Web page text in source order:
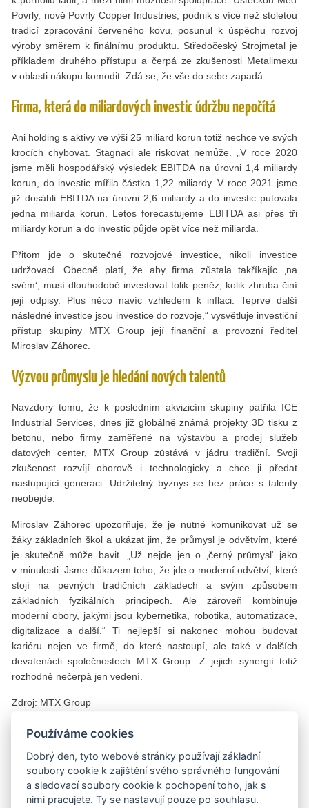
Povrly, nově Povrly Copper Industries, podnik s více než stoletou
tradicí zpracování červeného kovu, posunul k úspěchu rozvoj
výroby směrem k finálnímu produktu. Středočeský Strojmetal je
příkladem druhého přístupu a čerpá ze zkušenosti Metalimexu
v oblasti nákupu komodit. Zdá se, že vše do sebe zapadá.
Firma, která do miliardových investic údržbu nepočítá
Ani holding s aktivy ve výši 25 miliard korun totiž nechce ve svých
krocích chybovat. Stagnaci ale riskovat nemůže. „V roce 2020
jsme měli hospodářský výsledek EBITDA na úrovni 1,4 miliardy
korun, do investic mířila částka 1,22 miliardy. V roce 2021 jsme
již dosáhli EBITDA na úrovni 2,6 miliardy a do investic putovala
jedna miliarda korun. Letos forecastujeme EBITDA asi přes tři
miliardy korun a do investic půjde opět více než miliarda.
Přitom jde o skutečné rozvojové investice, nikoli investice
udržovací. Obecně platí, že aby firma zůstala takříkajíc ‚na
svém‘, musí dlouhodobě investovat tolik peněz, kolik zhruba činí
její odpisy. Plus něco navíc vzhledem k inflaci. Teprve další
následné investice jsou investice do rozvoje,“ vysvětluje investiční
přístup skupiny MTX Group její finanční a provozní ředitel
Miroslav Záhorec.
Výzvou průmyslu je hledání nových talentů
Navzdory tomu, že k posledním akvizicím skupiny patřila ICE
Industrial Services, dnes již globálně známá projekty 3D tisku z
betonu, nebo firmy zaměřené na výstavbu a prodej služeb
datových center, MTX Group zůstává v jádru tradiční. Svoji
zkušenost rozvíjí oborově i technologicky a chce ji předat
nastupující generaci. Udržitelný byznys se bez práce s talenty
neobejde.
Miroslav Záhorec upozorňuje, že je nutné komunikovat už se
žáky základních škol a ukázat jim, že průmysl je odvětvím, které
je skutečně může bavit. „Už nejde jen o ‚černý průmysl‘ jako
v minulosti. Jsme důkazem toho, že jde o moderní odvětví, které
stojí na pevných tradičních základech a svým způsobem
základních fyzikálních principech. Ale zároveň kombinuje
moderní obory, jakými jsou kybernetika, robotika, automatizace,
digitalizace a další.“ Ti nejlepší si nakonec mohou budovat
kariéru nejen ve firmě, do které nastoupí, ale také v dalších
devatenácti společnostech MTX Group. Z jejich synergií totiž
rozhodně nečerpá jen vedení.
Zdroj: MTX Group
Komerční banka spolehlivým partnerem při rozvoji
skupiny
Díky jasné strategii, opoře ve výsledcích a důvěře v úspěch
Používáme cookies
Dobrý den, tyto webové stránky používají základní
soubory cookie k zajištění svého správného fungování
a sledovací soubory cookie k pochopení toho, jak s
nimi pracujete. Ty se nastavují pouze po souhlasu.